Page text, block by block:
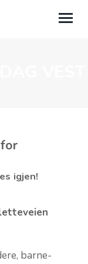
igjen!
barne-